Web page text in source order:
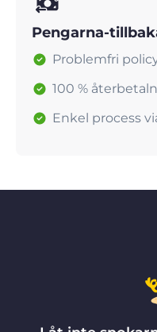
Pengarna-
Problemfri
100 %
Enkel process